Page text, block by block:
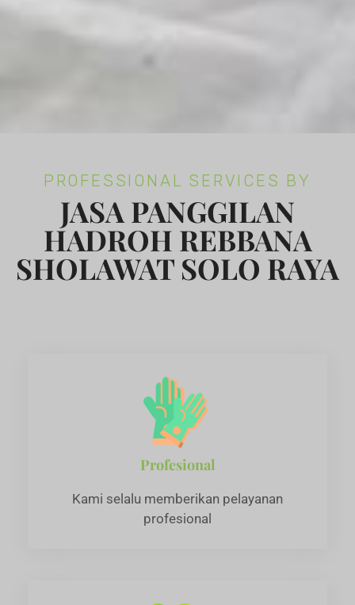
PROFESSIONAL SERVICES BY
JASA PANGGILAN
HADROH REBBANA
SHOLAWAT SOLO RAYA
Profesional
Kami selalu memberikan pelayanan
profesional